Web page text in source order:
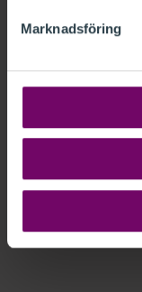
Marknadsföring